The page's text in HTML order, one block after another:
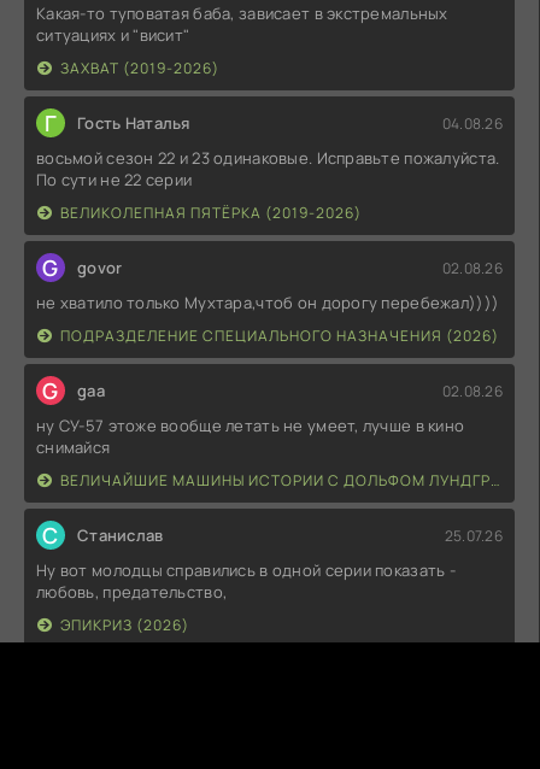
Какая-то туповатая баба, зависает в экстремальных
ситуациях и "висит"
ЗАХВАТ (2019-2026)
Г Гость Наталья 04.08.26
восьмой сезон 22 и 23 одинаковые. Исправьте пожалуйста.
По сути не 22 серии
ВЕЛИКОЛЕПНАЯ ПЯТЁРКА (2019-2026)
G govor 02.08.26
не хватило только Мухтара,чтоб он дорогу перебежал))))
ПОДРАЗДЕЛЕНИЕ СПЕЦИАЛЬНОГО НАЗНАЧЕНИЯ (2026)
G gaa 02.08.26
ну СУ-57 этоже вообще летать не умеет, лучше в кино
снимайся
ВЕЛИЧАЙШИЕ МАШИНЫ ИСТОРИИ С ДОЛЬФОМ ЛУНДГРЕНОМ (2026)
С Станислав 25.07.26
Ну вот молодцы справились в одной серии показать -
любовь, предательство,
ЭПИКРИЗ (2026)